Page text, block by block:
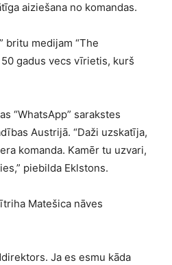
aiziešana no komandas.
britu medijam “The
gadus vecs vīrietis, kurš
“WhatsApp” sarakstes
Austrijā. “Daži uzskatīja,
komanda. Kamēr tu uzvari,
piebilda Eklstons.
Matešica nāves
Ja es esmu kāda